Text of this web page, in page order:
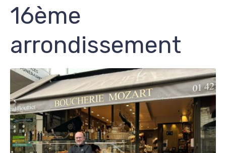
16ème
arrondissement